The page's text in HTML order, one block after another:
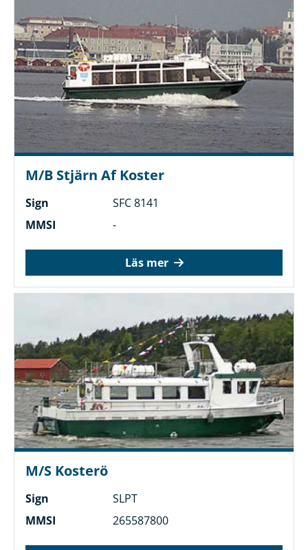
M/B Stjärn Af Koster
Sign
SFC 8141
MMSI
-
Läs mer
M/S Kosterö
Sign
SLPT
MMSI
265587800